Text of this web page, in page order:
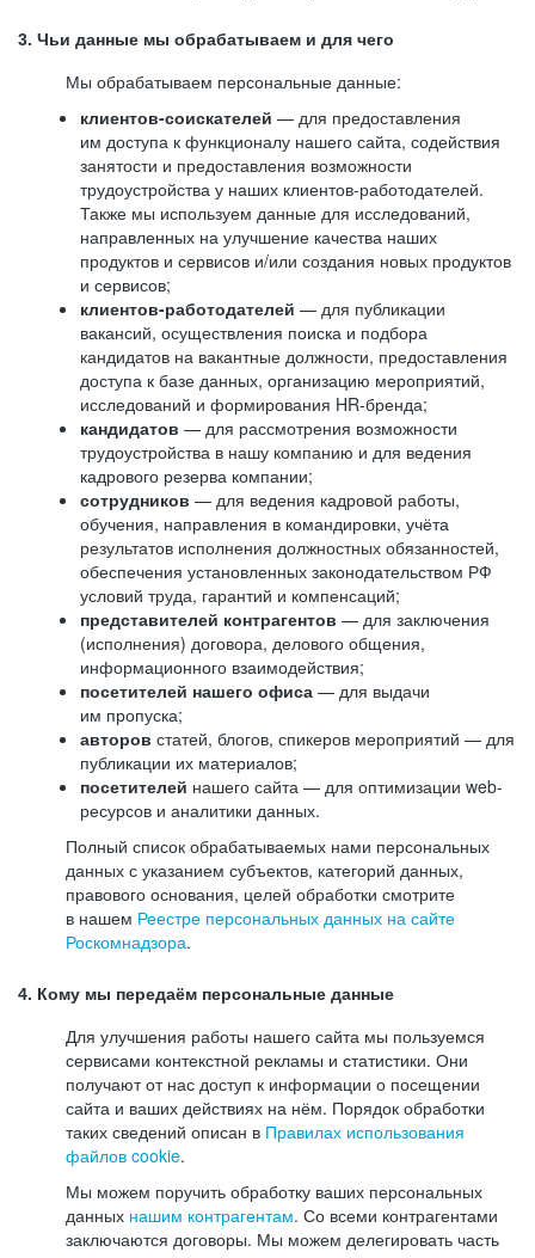
3. Чьи данные мы обрабатываем и для чего
Мы обрабатываем персональные данные:
клиентов-соискателей — для предоставления
им доступа к функционалу нашего сайта, содействия
занятости и предоставления возможности
трудоустройства у наших клиентов-работодателей.
Также мы используем данные для исследований,
направленных на улучшение качества наших
продуктов и сервисов и/или создания новых продуктов
и сервисов;
клиентов-работодателей — для публикации
вакансий, осуществления поиска и подбора
кандидатов на вакантные должности, предоставления
доступа к базе данных, организацию мероприятий,
исследований и формирования HR-бренда;
кандидатов — для рассмотрения возможности
трудоустройства в нашу компанию и для ведения
кадрового резерва компании;
сотрудников — для ведения кадровой работы,
обучения, направления в командировки, учёта
результатов исполнения должностных обязанностей,
обеспечения установленных законодательством РФ
условий труда, гарантий и компенсаций;
представителей контрагентов — для заключения
(исполнения) договора, делового общения,
информационного взаимодействия;
посетителей нашего офиса — для выдачи
им пропуска;
авторов статей, блогов, спикеров мероприятий — для
публикации их материалов;
посетителей нашего сайта — для оптимизации web-
ресурсов и аналитики данных.
Полный список обрабатываемых нами персональных
данных с указанием субъектов, категорий данных,
правового основания, целей обработки смотрите
в нашем Реестре персональных данных на сайте
Роскомнадзора.
4. Кому мы передаём персональные данные
Для улучшения работы нашего сайта мы пользуемся
сервисами контекстной рекламы и статистики. Они
получают от нас доступ к информации о посещении
сайта и ваших действиях на нём. Порядок обработки
таких сведений описан в Правилах использования
файлов cookie.
Мы можем поручить обработку ваших персональных
данных нашим контрагентам. Со всеми контрагентами
заключаются договоры. Мы можем делегировать часть